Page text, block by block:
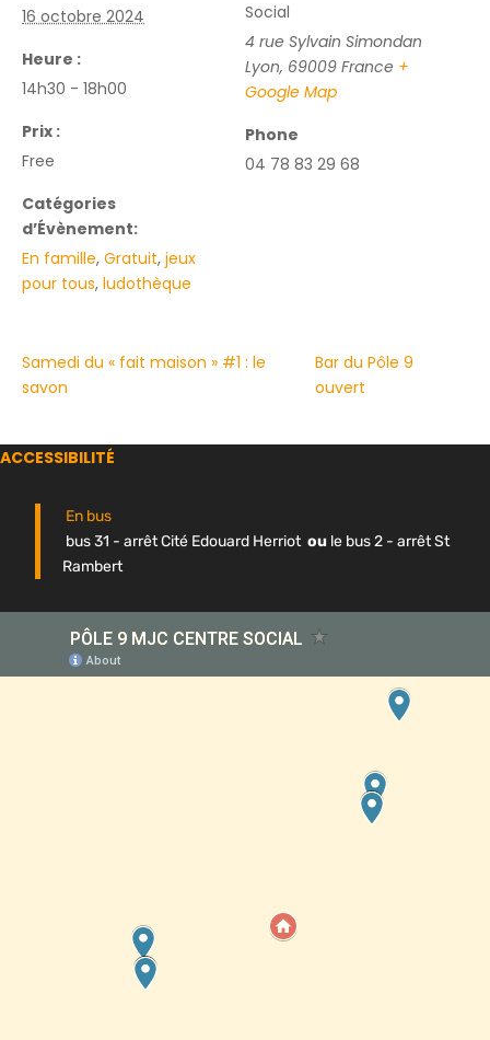
16 octobre 2024
Heure :
14h30 - 18h00
Prix :
Free
Catégories
d’Évènement:
En famille, Gratuit, jeux
pour tous, ludothèque
Social
4 rue Sylvain Simondan
Lyon, 69009 France +
Google Map
Phone
04 78 83 29 68
Samedi du « fait maison » #1 : le
savon
Bar du Pôle 9
ouvert
ACCESSIBILITÉ
En bus
bus 31 - arrêt Cité Edouard Herriot ou le bus 2 - arrêt St
Rambert